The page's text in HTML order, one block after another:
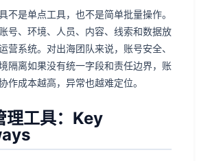
不是单点工具，也不是简单批量操作。
号、环境、人员、内容、线索和数据放
营系统。对出海团队来说，账号安全、
隔离如果没有统一字段和责任边界，账
作成本越高，异常也越难定位。
理工具：Key